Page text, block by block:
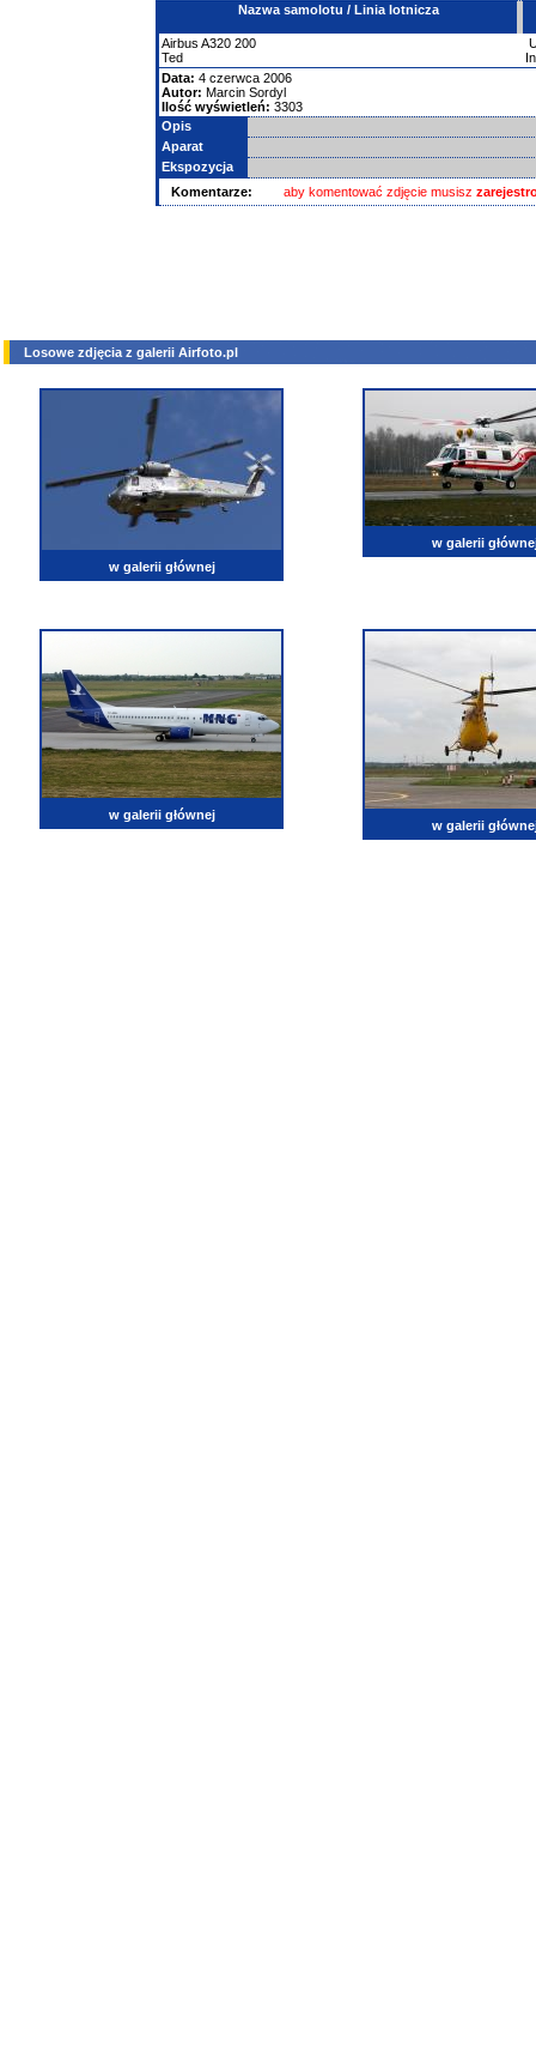
Nazwa samolotu / Linia lotnicza
Airbus A320 200
Ted
Data: 4 czerwca 2006
Autor: Marcin Sordyl
Ilość wyświetleń: 3303
Opis
Aparat
Ekspozycja
Komentarze:
aby komentować zdjęcie musisz
Losowe zdjęcia z galerii Airfoto.pl
w galerii głównej
w galerii
w galerii głównej
w galerii